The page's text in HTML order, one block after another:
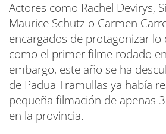
Actores como Rachel Devirys,
Maurice Schutz o Carmen
encargados de protagonizar lo
como el primer filme rodado
embargo, este año se ha
de Padua Tramullas ya había
pequeña filmación de apenas
en la provincia.